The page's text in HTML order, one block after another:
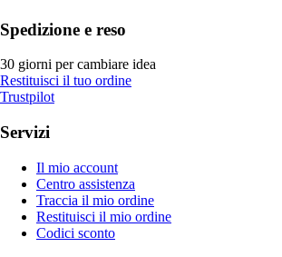
Spedizione e reso
30 giorni per cambiare idea
Restituisci il tuo ordine
Trustpilot
Servizi
Il mio account
Centro assistenza
Traccia il mio ordine
Restituisci il mio ordine
Codici sconto